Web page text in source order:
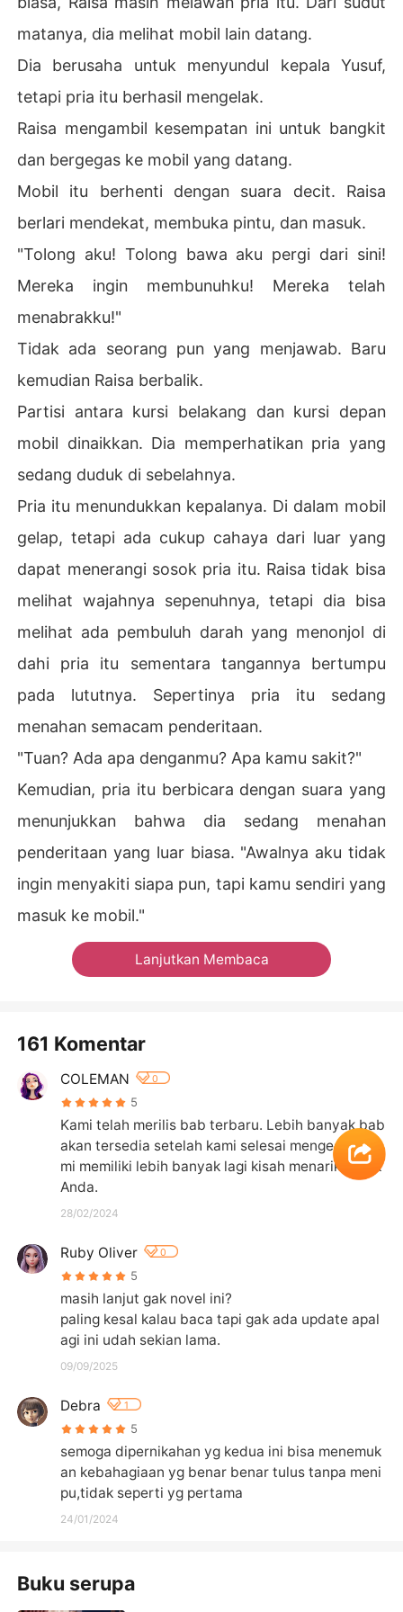
matanya, dia melihat mobil lain datang.
Dia berusaha untuk menyundul kepala Yusuf,
tetapi pria itu berhasil mengelak.
Raisa mengambil kesempatan ini untuk bangkit
dan bergegas ke mobil yang datang.
Mobil itu berhenti dengan suara decit. Raisa
berlari mendekat, membuka pintu, dan masuk.
"Tolong aku! Tolong bawa aku pergi dari sini!
Mereka ingin membunuhku! Mereka telah
menabrakku!"
Tidak ada seorang pun yang menjawab. Baru
kemudian Raisa berbalik.
Partisi antara kursi belakang dan kursi depan
mobil dinaikkan. Dia memperhatikan pria yang
sedang duduk di sebelahnya.
Pria itu menundukkan kepalanya. Di dalam mobil
gelap, tetapi ada cukup cahaya dari luar yang
dapat menerangi sosok pria itu. Raisa tidak bisa
melihat wajahnya sepenuhnya, tetapi dia bisa
melihat ada pembuluh darah yang menonjol di
dahi pria itu sementara tangannya bertumpu
pada lututnya. Sepertinya pria itu sedang
menahan semacam penderitaan.
"Tuan? Ada apa denganmu? Apa kamu sakit?"
Kemudian, pria itu berbicara dengan suara yang
menunjukkan bahwa dia sedang menahan
penderitaan yang luar biasa. "Awalnya aku tidak
ingin menyakiti siapa pun, tapi kamu sendiri yang
masuk ke mobil."
Lanjutkan Membaca
161 Komentar
COLEMAN 0
5
Kami telah merilis bab terbaru. Lebih banyak bab
akan tersedia setelah kami selesai mengedit. Ka
mi memiliki lebih banyak lagi kisah menarik untuk
Anda.
28/02/2024
Ruby Oliver 0
5
masih lanjut gak novel ini?
paling kesal kalau baca tapi gak ada update apal
agi ini udah sekian lama.
09/09/2025
Debra 1
5
semoga dipernikahan yg kedua ini bisa menemuk
an kebahagiaan yg benar benar tulus tanpa meni
pu,tidak seperti yg pertama
24/01/2024
Buku serupa